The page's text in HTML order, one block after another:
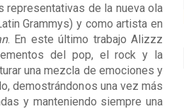
representativas de la nueva ola
Grammys) y como artista en
. En este último trabajo Alizzz
del pop, el rock y la
una mezcla de emociones y
demostrándonos una vez más
y manteniendo siempre una